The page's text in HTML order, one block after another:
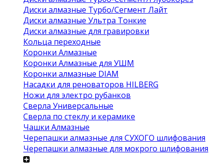
Диски алмазные Турбо/Сегмент Лайт
Диски алмазные Ультра Тонкие
Диски алмазные для гравировки
Кольца переходные
Коронки Алмазные
Коронки Алмазные для УШМ
Коронки алмазные DIAM
Насадки для реноваторов HILBERG
Ножи для электро рубанков
Сверла Универсальные
Сверла по стеклу и керамике
Чашки Алмазные
Черепашки алмазные для СУХОГО шлифования
Черепашки алмазные для мокрого шлифования